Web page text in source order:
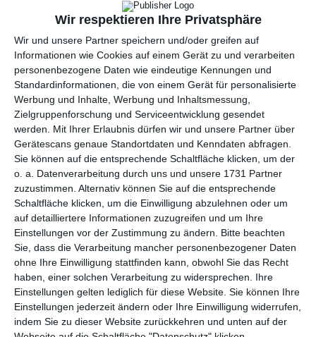
Wir respektieren Ihre Privatsphäre
Wir und unsere Partner speichern und/oder greifen auf
Informationen wie Cookies auf einem Gerät zu und verarbeiten
personenbezogene Daten wie eindeutige Kennungen und
Standardinformationen, die von einem Gerät für personalisierte
Werbung und Inhalte, Werbung und Inhaltsmessung,
Zielgruppenforschung und Serviceentwicklung gesendet
werden.
Mit Ihrer Erlaubnis dürfen wir und unsere Partner über
Gerätescans genaue Standortdaten und Kenndaten abfragen.
Sie können auf die entsprechende Schaltfläche klicken, um der
o. a. Datenverarbeitung durch uns und unsere 1731 Partner
zuzustimmen. Alternativ können Sie auf die entsprechende
Schaltfläche klicken, um die Einwilligung abzulehnen oder um
auf detailliertere Informationen zuzugreifen und um Ihre
Einstellungen vor der Zustimmung zu ändern.
Bitte beachten
Sie, dass die Verarbeitung mancher personenbezogener Daten
ohne Ihre Einwilligung stattfinden kann, obwohl Sie das Recht
haben, einer solchen Verarbeitung zu widersprechen. Ihre
Einstellungen gelten lediglich für diese Website. Sie können Ihre
Einstellungen jederzeit ändern oder Ihre Einwilligung widerrufen,
indem Sie zu dieser Website zurückkehren und unten auf der
Ein kleiner Blumengruß für Dich